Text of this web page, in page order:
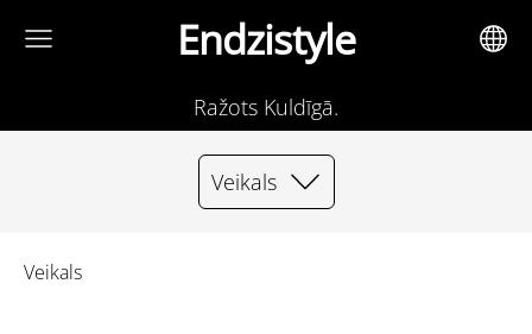
Endzistyle
Ražots Kuldīgā.
Veikals
Veikals